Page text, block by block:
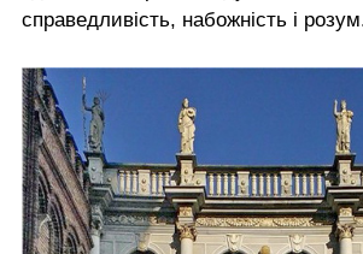
справедливість, набожність і